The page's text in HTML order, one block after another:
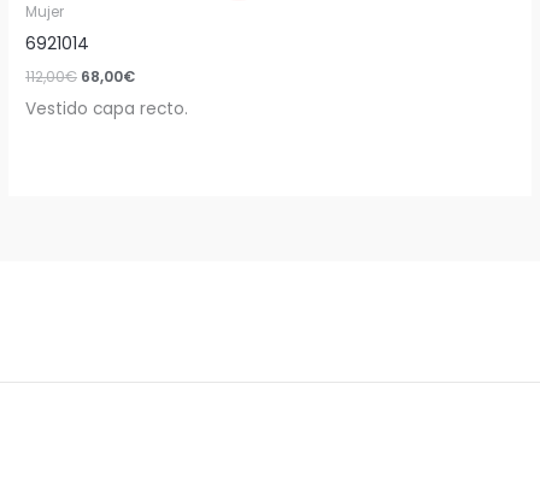
Mujer
6921014
112,00€
112,00€.
68,00€
Vestido capa recto.